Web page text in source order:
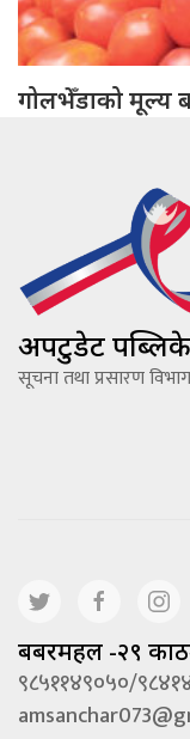
गोलभेँडाको मूल्य
अपटुडेट
सूचना तथा प्रसारण
बबरमहल -२९
९८५११४९०५०/